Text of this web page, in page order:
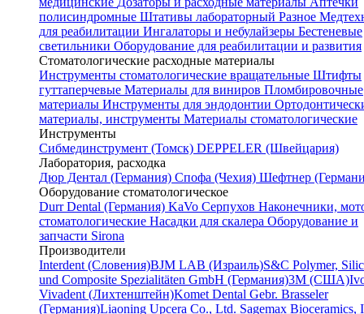
полисиндромные Штативы лабораторный Разное
для реабилитации Ингалаторы и небулайзеры Бестеневые
светильники Оборудование для реабилитации и развития
Стоматологические расходные материалы
Инструменты стоматологические вращательные Штифты
гуттаперчевые Материалы для виниров Пломбировочные
материалы Инструменты для эндодонтии
материалы, инструменты Материалы стоматологические
Инструменты
Cибмединструмент (Томск) DEPPELER (Швейцария)
Лаборатория, расходка
Дюр Дентал (Германия) Спофа (Чехия) Шефтнер
Оборудование стоматологическое
Durr Dental (Германия) KaVo Серпухов Наконечники,
стоматологические Насадки для скалера Оборудование и
запчасти Sirona
Производители
Interdent (Словения)BJM LAB (Израиль)S&C Polymer,
und Composite Spezialitäten GmbH (Германия)3M (США)
Vivadent (Лихтенштейн)Komet Dental Gebr. Brasseler
(Германия)Liaoning Upcera Co., Ltd. Sagemax Bioceramics,